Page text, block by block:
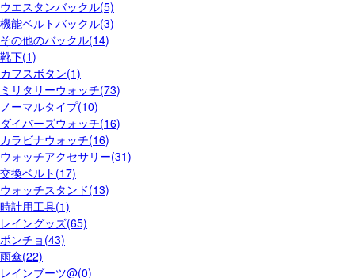
ウエスタンバックル(5)
機能ベルトバックル(3)
その他のバックル(14)
靴下(1)
カフスボタン(1)
ミリタリーウォッチ(73)
ノーマルタイプ(10)
ダイバーズウォッチ(16)
カラビナウォッチ(16)
ウォッチアクセサリー(31)
交換ベルト(17)
ウォッチスタンド(13)
時計用工具(1)
レイングッズ(65)
ポンチョ(43)
雨傘(22)
レインブーツ@(0)